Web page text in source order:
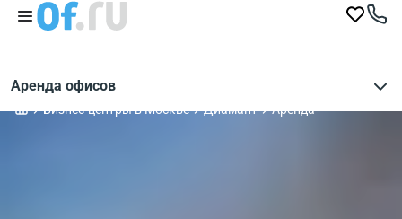
Аренда офисов
Бизнес-центры в Москве Диамант Аренда